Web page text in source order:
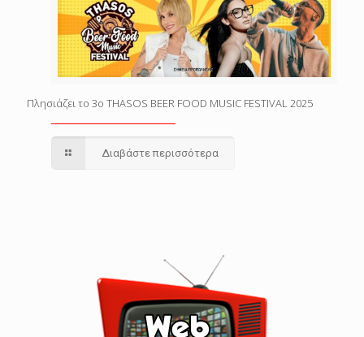
Πλησιάζει το 3o THASOS BEER FOOD MUSIC FESTIVAL 2025
Διαβάστε περισσότερα